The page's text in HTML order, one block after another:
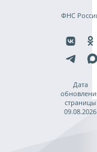
ФНС
Дата
страницы
09.08.2026